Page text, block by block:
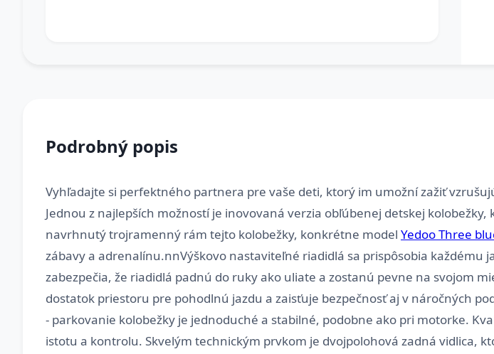
Podrobný popis
Vyhľadajte si perfektného partnera pre vaše deti, ktorý im umožní zažiť
Jednou z najlepších možností je inovovaná verzia obľúbenej detskej
navrhnutý trojramenný rám tejto kolobežky, konkrétne model Yedoo Three
zábavy a adrenalínu.nnVýškovo nastaviteľné riadidlá sa prispôsobia
zabezpečia, že riadidlá padnú do ruky ako uliate a zostanú pevne na svojom
dostatok priestoru pre pohodlnú jazdu a zaisťuje bezpečnosť aj v náročných
- parkovanie kolobežky je jednoduché a stabilné, podobne ako pri motorke.
istotu a kontrolu. Skvelým technickým prvkom je dvojpolohová zadná vidlica,